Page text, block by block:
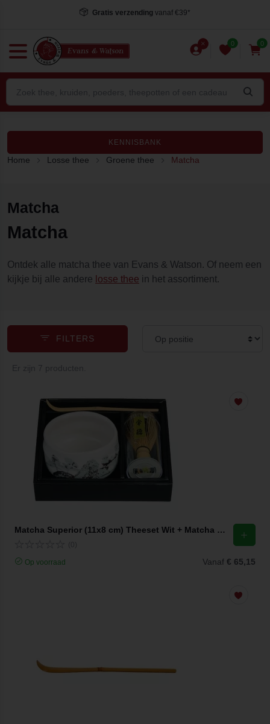
Gratis verzending vanaf €39*
0 0
KENNISBANK
Home Losse thee Groene thee Matcha
Matcha
Matcha
Ontdek alle matcha thee van Evans & Watson. Of neem een
kijkje bij alle andere losse thee in het assortiment.
FILTERS
Matcha Superior (11x8 cm) Theeset Wit + Matcha klopper + theelepel (set van 3)
Op voorraad Vanaf € 65,15